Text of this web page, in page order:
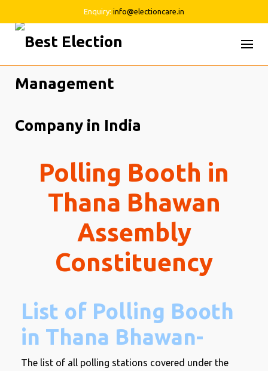
Enquiry: info@electioncare.in
Skip
Polling Booth in
Thana Bhawan
Assembly
Constituency
List of Polling Booth
in Thana Bhawan-
The list of all polling stations covered under the